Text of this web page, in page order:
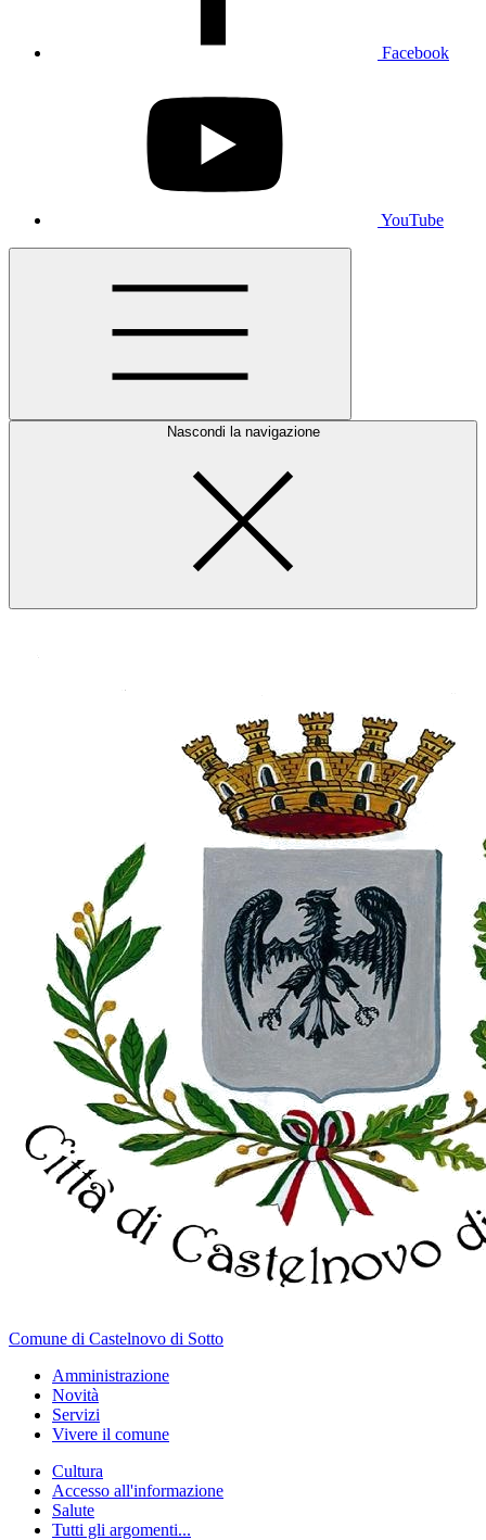
Facebook
YouTube
Nascondi la navigazione
Comune di Castelnovo di Sotto
Amministrazione
Novità
Servizi
Vivere il comune
Cultura
Accesso all'informazione
Salute
Tutti gli argomenti...